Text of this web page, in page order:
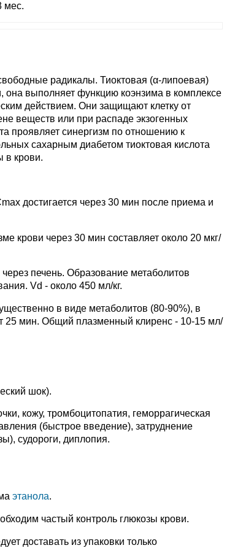
мес.
радикалы. Тиоктовая (α-липоевая)
она выполняет функцию коэнзима в комплексе
действием. Они защищают клетку от
веществ или при распаде экзогенных
проявляет синергизм по отношению к
сахарным диабетом тиоктовая кислота
в крови.
достигается через 30 мин после приема и
крови через 30 мин составляет около 20 мкг/
печень. Образование метаболитов
Vd - около 450 мл/кг.
в виде метаболитов (80-90%), в
25 мин. Общий плазменный клиренс - 10-15 мл/
шок).
кожу, тромбоцитопатия, геморрагическая
(быстрое введение), затруднение
судороги, диплопия.
этанола.
частый контроль глюкозы крови.
доставать из упаковки только